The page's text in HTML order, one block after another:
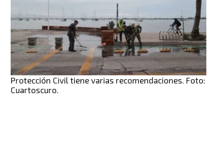
Protección Civil tiene varias recomendaciones. Foto:
Cuartoscuro.